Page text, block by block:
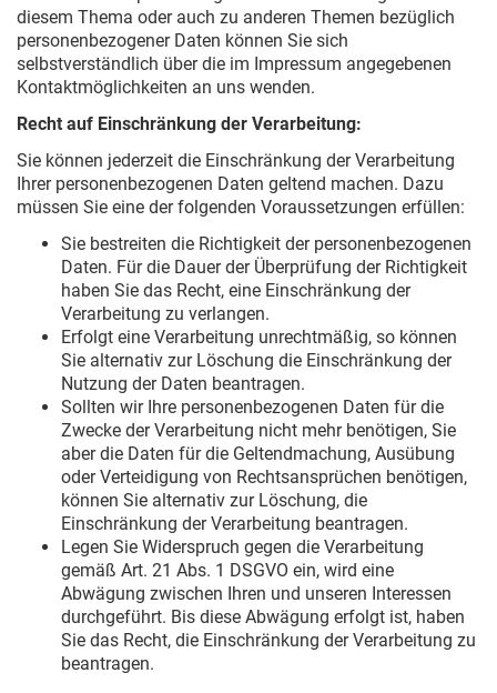
diesem Thema oder auch zu anderen Themen bezüglich
personenbezogener Daten können Sie sich
selbstverständlich über die im Impressum angegebenen
Kontaktmöglichkeiten an uns wenden.
Recht auf Einschränkung der Verarbeitung:
Sie können jederzeit die Einschränkung der Verarbeitung
Ihrer personenbezogenen Daten geltend machen. Dazu
müssen Sie eine der folgenden Voraussetzungen erfüllen:
Sie bestreiten die Richtigkeit der personenbezogenen
Daten. Für die Dauer der Überprüfung der Richtigkeit
haben Sie das Recht, eine Einschränkung der
Verarbeitung zu verlangen.
Erfolgt eine Verarbeitung unrechtmäßig, so können
Sie alternativ zur Löschung die Einschränkung der
Nutzung der Daten beantragen.
Sollten wir Ihre personenbezogenen Daten für die
Zwecke der Verarbeitung nicht mehr benötigen, Sie
aber die Daten für die Geltendmachung, Ausübung
oder Verteidigung von Rechtsansprüchen benötigen,
können Sie alternativ zur Löschung, die
Einschränkung der Verarbeitung beantragen.
Legen Sie Widerspruch gegen die Verarbeitung
gemäß Art. 21 Abs. 1 DSGVO ein, wird eine
Abwägung zwischen Ihren und unseren Interessen
durchgeführt. Bis diese Abwägung erfolgt ist, haben
Sie das Recht, die Einschränkung der Verarbeitung zu
beantragen.